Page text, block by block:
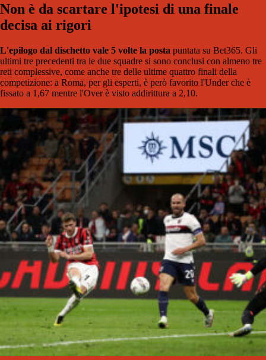
Non è da scartare l'ipotesi di una finale
decisa ai rigori
L'epilogo dal dischetto vale 5 volte la posta puntata su Bet365. Gli
ultimi tre precedenti tra le due squadre si sono conclusi con almeno tre
reti complessive, come anche tre delle ultime quattro finali della
competizione: a Roma, per gli esperti, è però favorito l'Under che è
fissato a 1,67 mentre l'Over è visto addirittura a 2,10.